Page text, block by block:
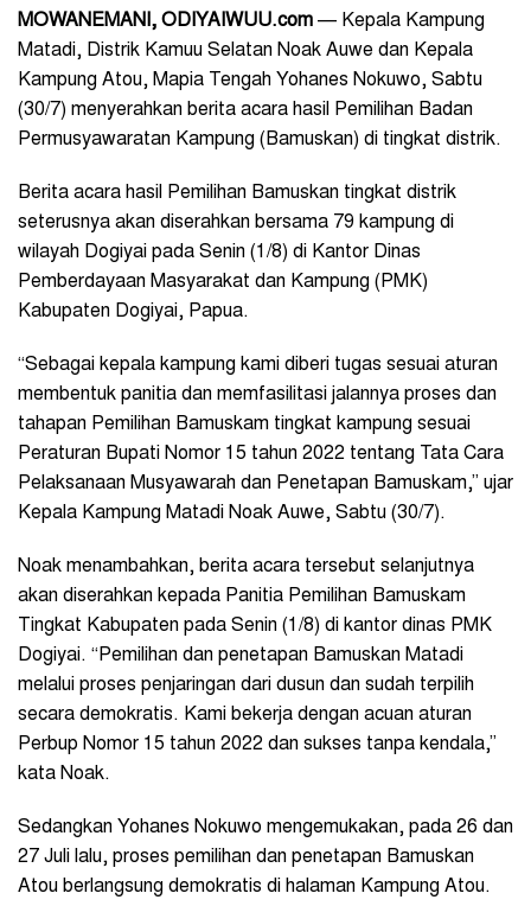
MOWANEMANI , ODIYAIWUU.com — Kepala Kampung
Matadi, Distrik Kamuu Selatan Noak Auwe dan Kepala
Kampung Atou, Mapia Tengah Yohanes Nokuwo, Sabtu
(30/7) menyerahkan berita acara hasil Pemilihan Badan
Permusyawaratan Kampung (Bamuskan) di tingkat distrik.
Berita acara hasil Pemilihan Bamuskan tingkat distrik
seterusnya akan diserahkan bersama 79 kampung di
wilayah Dogiyai pada Senin (1/8) di Kantor Dinas
Pemberdayaan Masyarakat dan Kampung (PMK)
Kabupaten Dogiyai, Papua.
“Sebagai kepala kampung kami diberi tugas sesuai aturan
membentuk panitia dan memfasilitasi jalannya proses dan
tahapan Pemilihan Bamuskam tingkat kampung sesuai
Peraturan Bupati Nomor 15 tahun 2022 tentang Tata Cara
Pelaksanaan Musyawarah dan Penetapan Bamuskam,” ujar
Kepala Kampung Matadi Noak Auwe, Sabtu (30/7).
Noak menambahkan, berita acara tersebut selanjutnya
akan diserahkan kepada Panitia Pemilihan Bamuskam
Tingkat Kabupaten pada Senin (1/8) di kantor dinas PMK
Dogiyai. “Pemilihan dan penetapan Bamuskan Matadi
melalui proses penjaringan dari dusun dan sudah terpilih
secara demokratis. Kami bekerja dengan acuan aturan
Perbup Nomor 15 tahun 2022 dan sukses tanpa kendala,”
kata Noak.
Sedangkan Yohanes Nokuwo mengemukakan, pada 26 dan
27 Juli lalu, proses pemilihan dan penetapan Bamuskan
Atou berlangsung demokratis di halaman Kampung Atou.